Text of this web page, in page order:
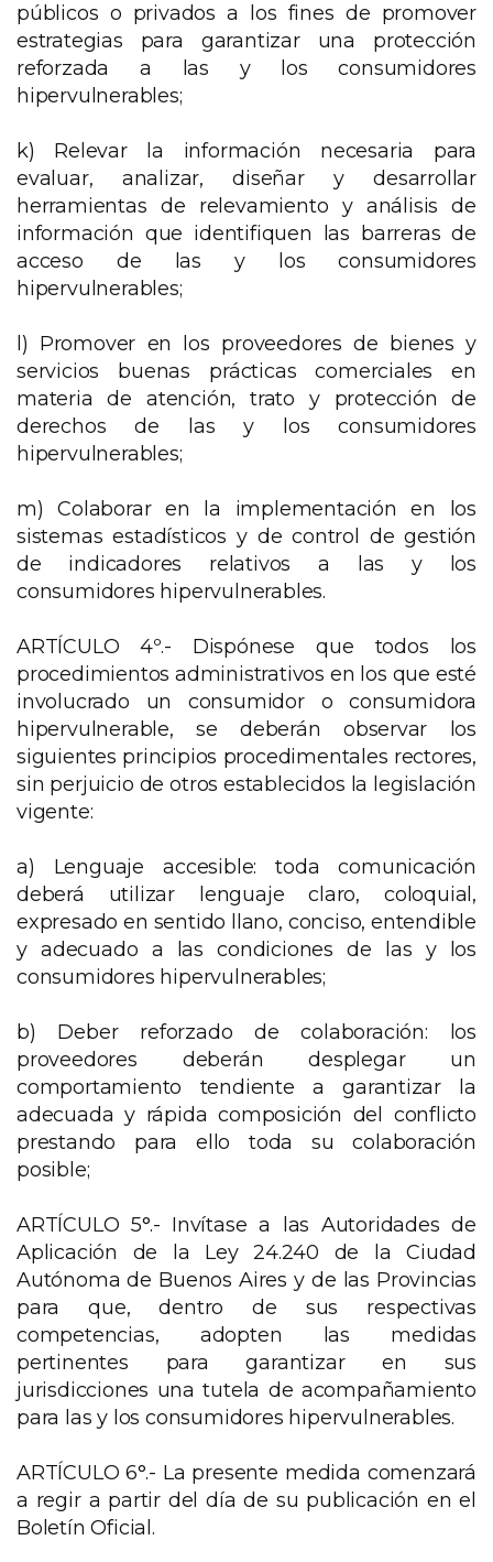
públicos o privados a los fines de promover
estrategias para garantizar una protección
reforzada a las y los consumidores
hipervulnerables;
k) Relevar la información necesaria para
evaluar, analizar, diseñar y desarrollar
herramientas de relevamiento y análisis de
información que identifiquen las barreras de
acceso de las y los consumidores
hipervulnerables;
l) Promover en los proveedores de bienes y
servicios buenas prácticas comerciales en
materia de atención, trato y protección de
derechos de las y los consumidores
hipervulnerables;
m) Colaborar en la implementación en los
sistemas estadísticos y de control de gestión
de indicadores relativos a las y los
consumidores hipervulnerables.
ARTÍCULO 4º.- Dispónese que todos los
procedimientos administrativos en los que esté
involucrado un consumidor o consumidora
hipervulnerable, se deberán observar los
siguientes principios procedimentales rectores,
sin perjuicio de otros establecidos la legislación
vigente:
a) Lenguaje accesible: toda comunicación
deberá utilizar lenguaje claro, coloquial,
expresado en sentido llano, conciso, entendible
y adecuado a las condiciones de las y los
consumidores hipervulnerables;
b) Deber reforzado de colaboración: los
proveedores deberán desplegar un
comportamiento tendiente a garantizar la
adecuada y rápida composición del conflicto
prestando para ello toda su colaboración
posible;
ARTÍCULO 5°.- Invítase a las Autoridades de
Aplicación de la Ley 24.240 de la Ciudad
Autónoma de Buenos Aires y de las Provincias
para que, dentro de sus respectivas
competencias, adopten las medidas
pertinentes para garantizar en sus
jurisdicciones una tutela de acompañamiento
para las y los consumidores hipervulnerables.
ARTÍCULO 6°.- La presente medida comenzará
a regir a partir del día de su publicación en el
Boletín Oficial.